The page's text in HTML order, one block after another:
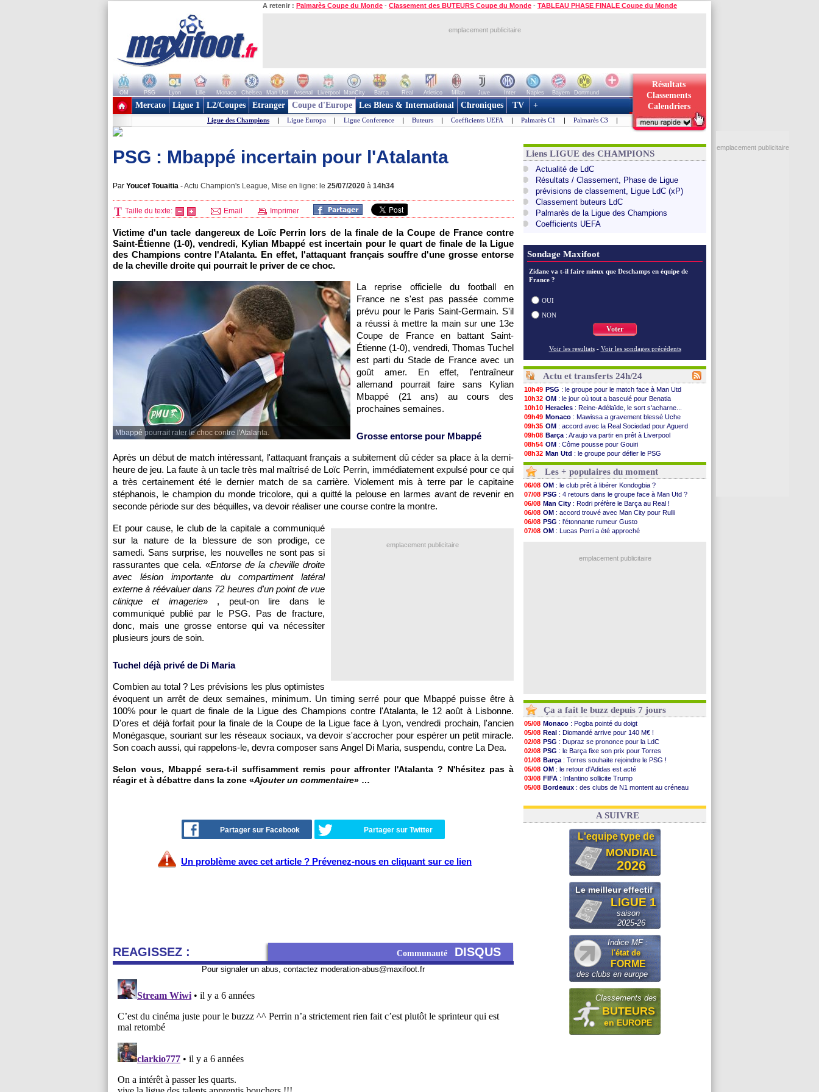
A retenir : Palmarès Coupe du Monde - Classement des BUTEURS Coupe du Monde - TABLEAU PHASE FINALE Coupe du Monde
emplacement publicitaire
OM PSG Lyon Lille Monaco Chelsea Man Utd Arsenal Liverpool ManCity Barca Real Atletico Milan Juve Inter Naples Bayern
Dortmund
+ de clubs
Résultats
Classements
Calendriers
Mercato Ligue 1 L2/Coupes Etranger Coupe d'Europe Les Bleus & International Chroniques TV +
Ligue des Champions | Ligue Europa | Ligue Conference | Buteurs | Coefficients UEFA | Palmarès C1 | Palmarès C3 |
PSG : Mbappé incertain pour l'Atalanta
Par Youcef Touaitia -Actu Champion's League, Mise en ligne: le 25/07/2020 à 14h34
Taille du texte: Email Imprimer
Victime d'un tacle dangereux de Loïc Perrin lors de la finale de la Coupe de France contre
Saint-Étienne (1-0), vendredi, Kylian Mbappé est incertain pour le quart de finale de la Ligue
des Champions contre l'Atalanta. En effet, l'attaquant français souffre d'une grosse entorse
de la cheville droite qui pourrait le priver de ce choc.
Mbappé pourrait rater le choc contre l'Atalanta.
La reprise officielle du football en
France ne s'est pas passée comme
prévu pour le Paris Saint-Germain. S'il
a réussi à mettre la main sur une 13e
Coupe de France en battant Saint-
Étienne (1-0), vendredi, Thomas Tuchel
est parti du Stade de France avec un
goût amer. En effet, l'entraîneur
allemand pourrait faire sans Kylian
Mbappé (21 ans) au cours des
prochaines semaines.
Grosse entorse pour Mbappé
Après un début de match intéressant, l'attaquant français a subitement dû céder sa place à la demi-
heure de jeu. La faute à un tacle très mal maîtrisé de Loïc Perrin, immédiatement expulsé pour ce qui
a très certainement été le dernier match de sa carrière. Violement mis à terre par le capitaine
stéphanois, le champion du monde tricolore, qui a quitté la pelouse en larmes avant de revenir en
seconde période sur des béquilles, va devoir réaliser une course contre la montre.
emplacement publicitaire
Et pour cause, le club de la capitale a communiqué
sur la nature de la blessure de son prodige, ce
samedi. Sans surprise, les nouvelles ne sont pas si
rassurantes que cela. «Entorse de la cheville droite
avec lésion importante du compartiment latéral
externe à réévaluer dans 72 heures d'un point de vue
clinique et imagerie» , peut-on lire dans le
communiqué publié par le PSG. Pas de fracture,
donc, mais une grosse entorse qui va nécessiter
plusieurs jours de soin.
Tuchel déjà privé de Di Maria
Combien au total ? Les prévisions les plus optimistes
évoquent un arrêt de deux semaines, minimum. Un timing serré pour que Mbappé puisse être à
100% pour le quart de finale de la Ligue des Champions contre l'Atalanta, le 12 août à Lisbonne.
D'ores et déjà forfait pour la finale de la Coupe de la Ligue face à Lyon, vendredi prochain, l'ancien
Monégasque, souriant sur les réseaux sociaux, va devoir s'accrocher pour espérer un petit miracle.
Son coach aussi, qui rappelons-le, devra composer sans Angel Di Maria, suspendu, contre La Dea.
Selon vous, Mbappé sera-t-il suffisamment remis pour affronter l'Atalanta ? N'hésitez pas à
réagir et à débattre dans la zone «Ajouter un commentaire» …
Partager sur Facebook Partager sur Twitter
Un problème avec cet article ? Prévenez-nous en cliquant sur ce lien
REAGISSEZ : Communauté DISQUS
Pour signaler un abus, contactez moderation-abus@maxifoot.fr
Liens LIGUE des CHAMPIONS
Actualité de LdC
Résultats / Classement, Phase de Ligue
prévisions de classement, Ligue LdC (xP)
Classement buteurs LdC
Palmarès de la Ligue des Champions
Coefficients UEFA
Sondage Maxifoot
Zidane va t-il faire mieux que Deschamps en équipe de
France ?
OUI
NON
Voter
Voir les resultats - Voir les sondages précédents
Actu et transferts 24h/24
10h49 PSG : le groupe pour le match face à Man Utd
10h32 OM : le jour où tout a basculé pour Benatia
10h10 Heracles : Reine-Adélaïde, le sort s'acharne...
09h49 Monaco : Mawissa a gravement blessé Uche
09h35 OM : accord avec la Real Sociedad pour Aguerd
09h08 Barça : Araujo va partir en prêt à Liverpool
08h54 OM : Côme pousse pour Gouiri
08h32 Man Utd : le groupe pour défier le PSG
07/08 L3: Caen premier leader
07/08
OM: Højbjerg, son agent maintient le suspense
07/08 OM: Gouiri évoque son avenir
07/08 Leipzig: le transfert d'Asllani tombe à l'eau
07/08 L3: 1ère utilisation du Football Video Support
07/08 OM : Benatia envoie une pique à Longoria
07/08 Villarreal: Al-Ahli veut Pape Gueye
07/08 Lyon : la dernière saison de Fonseca ?
07/08 OM : un nouveau prétendant pour Højbjerg
: 4 retours dans le groupe face à Man Utd ...
Les + populaires du moment
06/08 OM : le club prêt à libérer Kondogbia ?
07/08 PSG : 4 retours dans le groupe face à Man Utd ?
06/08 Man City : Rodri préfère le Barça au Real !
06/08 OM : accord trouvé avec Man City pour Rulli
06/08 PSG : l'étonnante rumeur Gusto
07/08 OM : Lucas Perri a été approché
emplacement publicitaire
Ça a fait le buzz depuis 7 jours
05/08 Monaco : Pogba pointé du doigt
05/08 Real : Diomandé arrive pour 140 M€ !
02/08 PSG : Dupraz se prononce pour la LdC
02/08 PSG : le Barça fixe son prix pour Torres
01/08 Barça : Torres souhaite rejoindre le PSG !
05/08 OM : le retour d'Adidas est acté
03/08 FIFA : Infantino sollicite Trump
05/08 Bordeaux : des clubs de N1 montent au créneau
03/08 Real: le démenti de Leipzig pour Diomandé
A SUIVRE
L'equipe type de
MONDIAL
2026
Le meilleur effectif
LIGUE 1
saison
2025-26
Indice MF :
l'état de
FORME
des clubs en europe
Classements des
BUTEURS
en EUROPE
emplacement publicitaire